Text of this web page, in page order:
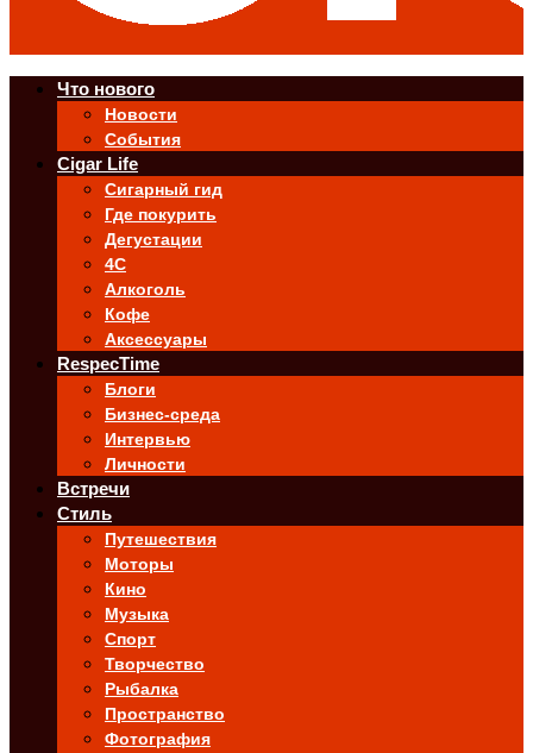
Что нового
Новости
События
Cigar Life
Сигарный гид
Где покурить
Дегустации
4C
Алкоголь
Кофе
Аксессуары
RespecTime
Блоги
Бизнес-среда
Интервью
Личности
Встречи
Стиль
Путешествия
Моторы
Кино
Музыка
Спорт
Творчество
Рыбалка
Пространство
Фотография